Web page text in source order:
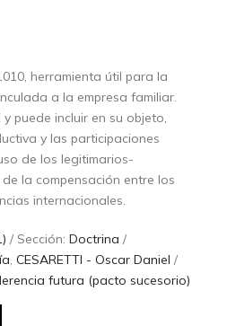
herramienta útil para la
a la empresa familiar.
puede incluir en su objeto,
y las participaciones
de los legitimarios-
la compensación entre los
internacionales.
/ Sección:Doctrina /
,CESARETTI - Oscar Daniel /
futura (pacto sucesorio)